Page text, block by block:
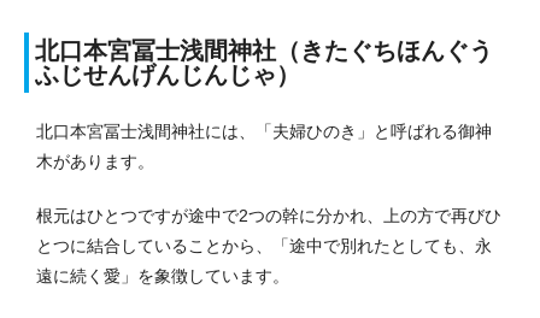
北口本宮冨士浅間神社（きたぐちほんぐう
ふじせんげんじんじゃ）
北口本宮冨士浅間神社には、「夫婦ひのき」と呼ばれる御神
木があります。
根元はひとつですが途中で2つの幹に分かれ、上の方で再びひ
とつに結合していることから、「途中で別れたとしても、永
遠に続く愛」を象徴しています。